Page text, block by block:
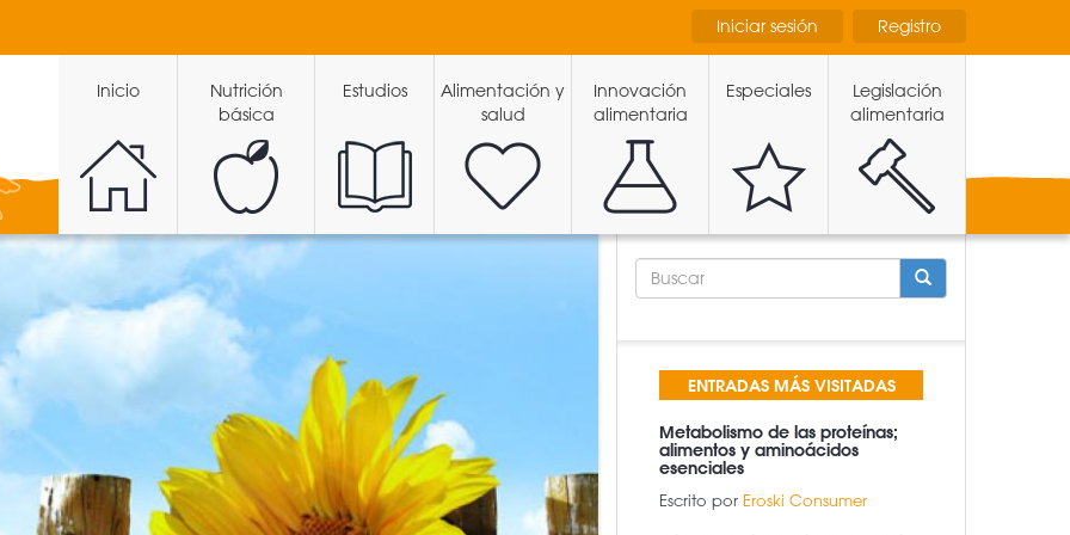
Iniciar sesión Registro
Inicio
Nutrición
básica
Estudios
Alimentación y
salud
Innovación
alimentaria
Especiales
Legislación
alimentaria
FORMULARIO
DE
ENTRADAS MÁS VISITADAS
Metabolismo de las proteínas;
alimentos y aminoácidos
esenciales
Escrito por Eroski Consumer